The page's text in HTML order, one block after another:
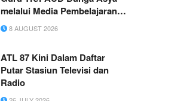
melalui Media Pembelajaran
Matematika Digital
8 AUGUST 2026
ATL 87 Kini Dalam Daftar
Putar Stasiun Televisi dan
Radio